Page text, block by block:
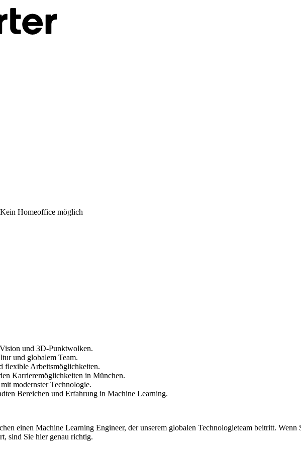
Kein Homeoffice möglich
und 3D-Punktwolken.
und globalem Team.
flexible Arbeitsmöglichkeiten.
Karrieremöglichkeiten in München.
modernster Technologie.
Bereichen und Erfahrung in Machine Learning.
einen Machine Learning Engineer, der unserem globalen Technologieteam beitritt.
sind Sie hier genau richtig.